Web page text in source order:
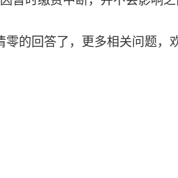
的回答了，更多相关问题，